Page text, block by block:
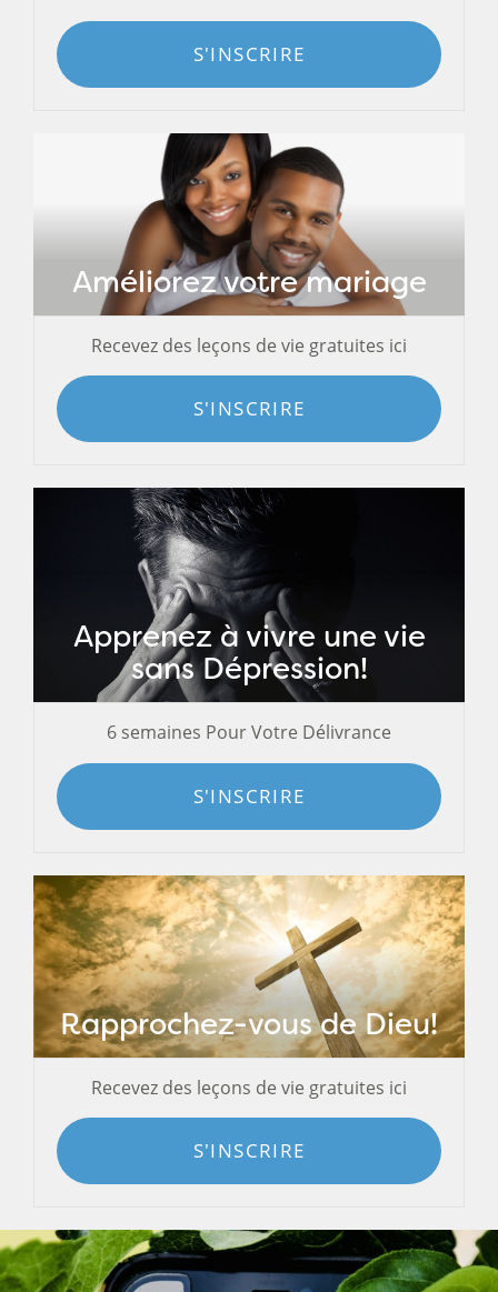
S'INSCRIRE
Améliorez votre mariage
Recevez des leçons de vie gratuites ici
S'INSCRIRE
Apprenez à vivre une vie
sans Dépression!
6 semaines Pour Votre Délivrance
S'INSCRIRE
Rapprochez-vous de Dieu!
Recevez des leçons de vie gratuites ici
S'INSCRIRE